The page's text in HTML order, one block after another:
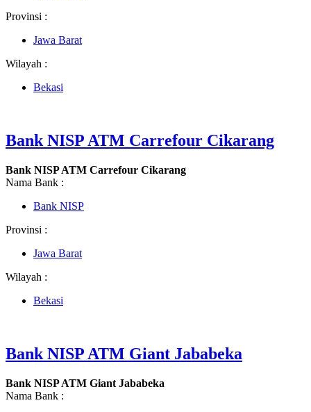
Provinsi :
Jawa Barat
Wilayah :
Bekasi
Bank NISP ATM Carrefour Cikarang
Bank NISP ATM Carrefour Cikarang
Nama Bank :
Bank NISP
Provinsi :
Jawa Barat
Wilayah :
Bekasi
Bank NISP ATM Giant Jababeka
Bank NISP ATM Giant Jababeka
Nama Bank :